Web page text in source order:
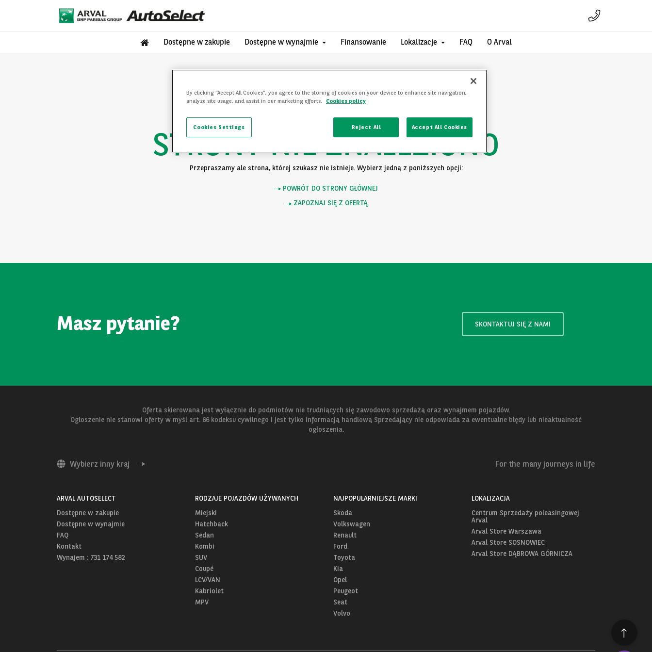
Dostępne w zakupie Dostępne w wynajmie Finansowanie Lokalizacje FAQ O Arval
STRONY NIE ZNALEZIONO
Przepraszamy ale strona, której szukasz nie istnieje. Wybierz jedną z poniższych opcji:
POWRÓT DO STRONY GŁÓWNEJ
ZAPOZNAJ SIĘ Z OFERTĄ
Masz pytanie? SKONTAKTUJ SIĘ Z NAMI
Oferta skierowana jest wyłącznie do podmiotów nie trudniących się zawodowo sprzedażą oraz wynajmem pojazdów.
Ogłoszenie nie stanowi oferty w myśl art. 66 kodeksu cywilnego i jest tylko informacją handlową Sprzedający nie odpowiada za ewentualne błędy lub nieaktualność
ogłoszenia.
Wybierz inny kraj For the many journeys in life
ARVAL AUTOSELECT
Dostępne w zakupie
Dostępne w wynajmie
FAQ
Kontakt
Wynajem : 731 174 582
RODZAJE POJAZDÓW UŻYWANYCH
Miejski
Hatchback
Sedan
Kombi
SUV
Coupé
LCV/VAN
Kabriolet
MPV
NAJPOPULARNIEJSZE MARKI
Skoda
Volkswagen
Renault
Ford
Toyota
Kia
Opel
Peugeot
Seat
Volvo
LOKALIZACJA
Centrum Sprzedaży poleasingowej
Arval
Arval Store Warszawa
Arval Store SOSNOWIEC
Arval Store DĄBROWA GÓRNICZA
By clicking “Accept All Cookies”, you agree to the storing of cookies on your device to enhance site navigation,
analyze site usage, and assist in our marketing efforts.
Cookies policy
Reject All Accept All Cookies
Cookies Settings